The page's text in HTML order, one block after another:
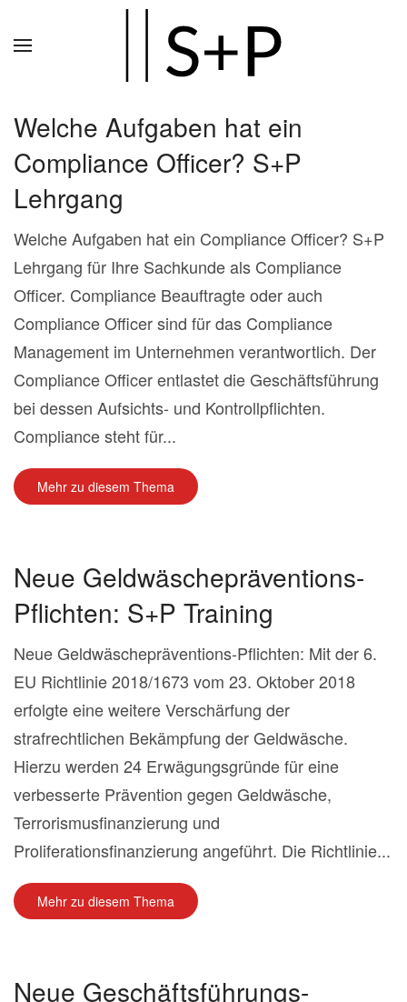
Welche Aufgaben hat ein
Compliance Officer? S+P
Lehrgang
Welche Aufgaben hat ein Compliance Officer? S+P
Lehrgang für Ihre Sachkunde als Compliance
Officer. Compliance Beauftragte oder auch
Compliance Officer sind für das Compliance
Management im Unternehmen verantwortlich. Der
Compliance Officer entlastet die Geschäftsführung
bei dessen Aufsichts- und Kontrollpflichten.
Compliance steht für...
Mehr zu diesem Thema
Neue Geldwäschepräventions-
Pflichten: S+P Training
Neue Geldwäschepräventions-Pflichten: Mit der 6.
EU Richtlinie 2018/1673 vom 23. Oktober 2018
erfolgte eine weitere Verschärfung der
strafrechtlichen Bekämpfung der Geldwäsche.
Hierzu werden 24 Erwägungsgründe für eine
verbesserte Prävention gegen Geldwäsche,
Terrorismusfinanzierung und
Proliferationsfinanzierung angeführt. Die Richtlinie...
Mehr zu diesem Thema
Neue Geschäftsführungs-